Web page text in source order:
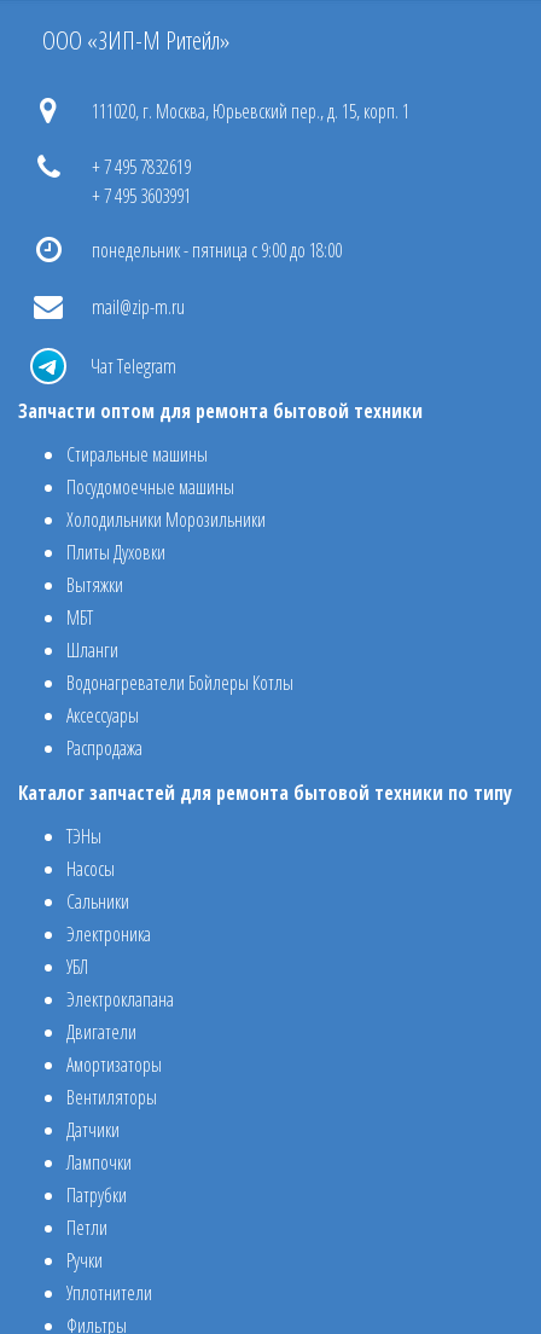
ООО «ЗИП-М Ритейл»
111020, г. Москва, Юрьевский пер., д. 15, корп. 1
+ 7 495 7832619
+ 7 495 3603991
понедельник - пятница с 9:00 до 18:00
mail@zip-m.ru
Чат Telegram
Запчасти оптом для ремонта бытовой техники
Стиральные машины
Посудомоечные машины
Холодильники Морозильники
Плиты Духовки
Вытяжки
МБТ
Шланги
Водонагреватели Бойлеры Котлы
Аксессуары
Распродажа
Каталог запчастей для ремонта бытовой техники по типу
ТЭНы
Насосы
Сальники
Электроника
УБЛ
Электроклапана
Двигатели
Амортизаторы
Вентиляторы
Датчики
Лампочки
Патрубки
Петли
Ручки
Уплотнители
Фильтры